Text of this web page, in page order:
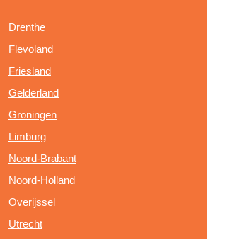
Drenthe
Flevoland
Friesland
Gelderland
Groningen
Limburg
Noord-Brabant
Noord-Holland
Overijssel
Utrecht